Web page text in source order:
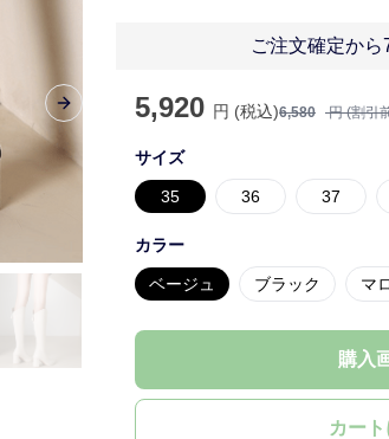
Next slide
ご注文確定か
5,920 円 (税込)6,580 円 (割引
サイズ
35 36 37
カラー
ベージュ ブラック マ
購入
カー